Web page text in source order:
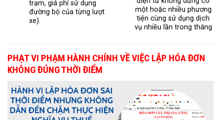
trạm, giá phí sử dụng
đường bộ của từng lượt
xe).
một hoặc nhiều phương
tiện cùng sử dụng dịch
vụ nhiều lần trong tháng
PHẠT VI PHẠM HÀNH CHÍNH VỀ VIỆC LẬP HÓA ĐƠN
KHÔNG ĐÚNG THỜI ĐIỂM